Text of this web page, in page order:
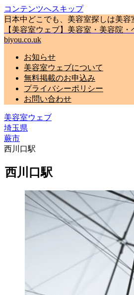
コンテンツへスキップ
日本中どこでも、美容室探しは美容
【美容室ウェブ】美容室・美容院・
biyou.co.uk
お知らせ
美容室ウェブについて
無料掲載のお申込み
プライバシーポリシー
お問い合わせ
美容室ウェブ
埼玉県
蕨市
西川口駅
西川口駅